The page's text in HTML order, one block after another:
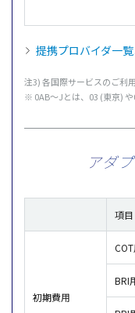
提携プロバイダ一
注3) 各国際サービスのご利
※ 0AB～Jとは、03 (東京) や
アダ
項目
初期費用
BRI